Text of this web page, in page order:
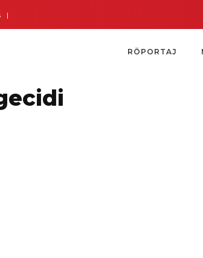
İngiltere’ye Kısa Bir Yolculuk
RÖPORTAJ